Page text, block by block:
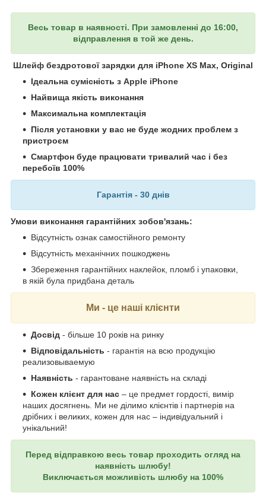
Весь товар в наявності. При замовленні до 16:00,
відправлення в той же день.
Шлейф бездротової зарядки для iPhone XS Max, Original
Ідеальна сумісність з Apple iPhone
Найвища якість виконання
Максимальна комплектація
Після установки у вас не буде жодних проблем з
пристроєм
Смартфон буде працювати тривалий час і без
перебоїв 100%
Гарантія - 30 днів
Умови виконання гарантійних зобов'язань:
Відсутність ознак самостійного ремонту
Відсутність механічних пошкоджень
Збереження гарантійних наклейок, пломб і упаковки,
в якій була придбана деталь
Ми - це наші клієнти
Досвід - більше 10 років на ринку
Відповідальність - гарантія на всю продукцію
реализовываемую
Наявність - гарантоване наявність на складі
Кожен клієнт для нас – це предмет гордості, вимір
наших досягнень. Ми не ділимо клієнтів і партнерів на
дрібних і великих, кожен для нас – індивідуальний і
унікальний!
Перед відправкою весь товар проходить огляд на
наявність шлюбу!
Виключається можливість шлюбу на 100%